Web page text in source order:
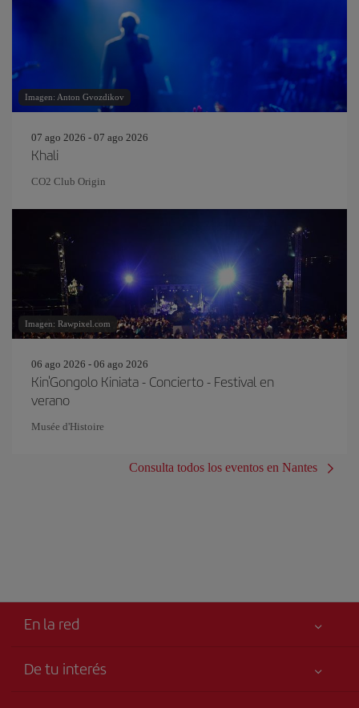
Imagen: Anton Gvozdikov
07 ago 2026 - 07 ago 2026
Khali
CO2 Club Origin
Imagen: Rawpixel.com
06 ago 2026 - 06 ago 2026
Kin'Gongolo Kiniata - Concierto - Festival en
verano
Musée d'Histoire
Consulta todos los eventos en Nantes
En la red
De tu interés